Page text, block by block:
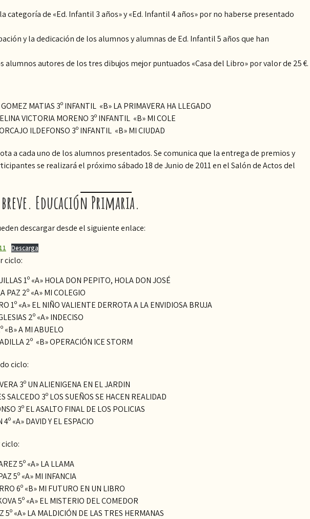
categoría de «Ed. Infantil 3 años» y «Ed. Infantil 4 años» por no haberse presentado
y la dedicación de los alumnos y alumnas de Ed. Infantil 5 años que han
alumnos autores de los tres dibujos mejor puntuados «Casa del Libro» por valor de 25 €.
MATIAS 3º INFANTIL «B» LA PRIMAVERA HA LLEGADO
VICTORIA MORENO 3º INFANTIL «B» MI COLE
ILDEFONSO 3º INFANTIL «B» MI CIUDAD
a cada uno de los alumnos presentados. Se comunica que la entrega de premios y
se realizará el próximo sábado 18 de Junio de 2011 en el Salón de Actos del
Educación Primaria.
descargar desde el siguiente enlace:
Descarga
ciclo:
1º «A» HOLA DON PEPITO, HOLA DON JOSÉ
PAZ 2º «A» MI COLEGIO
1º «A» EL NIÑO VALIENTE DERROTA A LA ENVIDIOSA BRUJA
2º «A» INDECISO
«B» A MI ABUELO
2º «B» OPERACIÓN ICE STORM
ciclo:
3º UN ALIENIGENA EN EL JARDIN
SALCEDO 3º LOS SUEÑOS SE HACEN REALIDAD
3º EL ASALTO FINAL DE LOS POLICIAS
«A» DAVID Y EL ESPACIO
5º «A» LA LLAMA
5º «A» MI INFANCIA
6º «B» MI FUTURO EN UN LIBRO
5º «A» EL MISTERIO DEL COMEDOR
5º «A» LA MALDICIÓN DE LAS TRES HERMANAS